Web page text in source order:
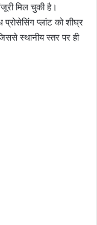
मिल चुकी है।
प्रोसेसिंग प्लांट को शीघ्र
स्थानीय स्तर पर ही